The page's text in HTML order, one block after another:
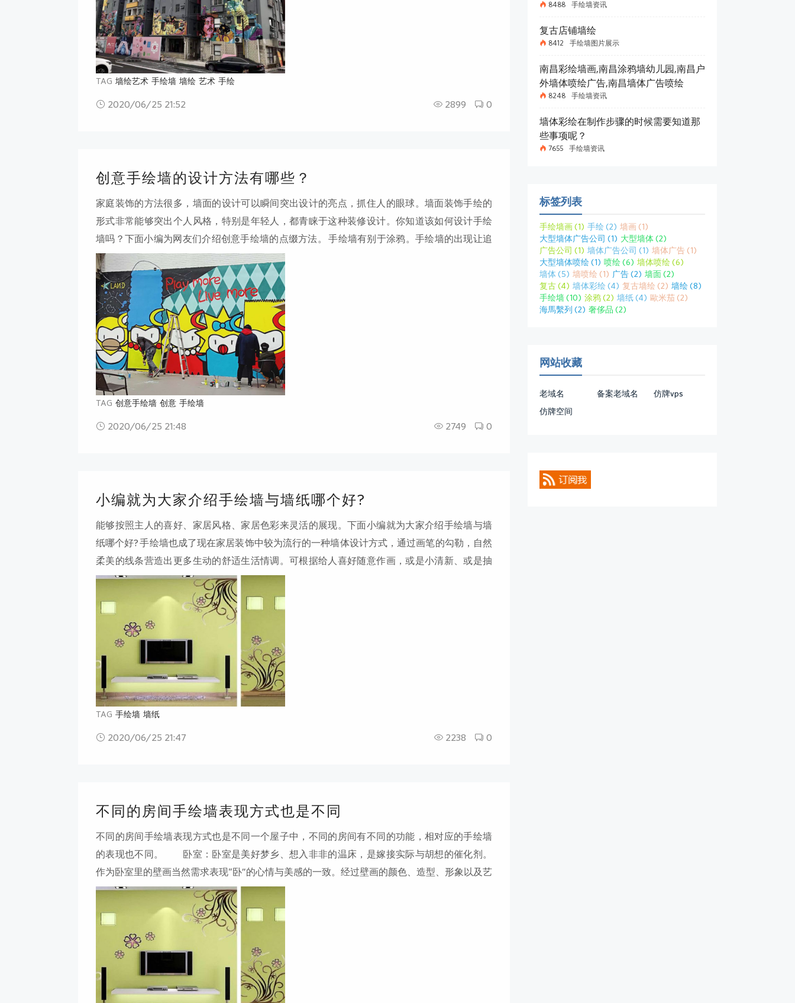
TAG 墙绘艺术 手绘墙 墙绘 艺术 手绘
2020/06/25 21:52 2899 0
创意手绘墙的设计方法有哪些？
家庭装饰的方法很多，墙面的设计可以瞬间突出设计的亮点，抓住人的眼球。墙面装饰手绘的
形式非常能够突出个人风格，特别是年轻人，都青睐于这种装修设计。你知道该如何设计手绘
墙吗？下面小编为网友们介绍创意手绘墙的点缀方法。 手绘墙有别于涂鸦。手绘墙的出现让追
求时尚和生活品位的人们趋之若鹜，不仅是年轻人喜欢，更受到一些富有生活情趣的中年人的
青睐。彩绘设计师指出，墙体手绘虽然源于涂鸦艺术，但与涂鸦还是有着明显的不同。墙体手
绘在创作时，不会完全随画师自己的心情无限夸张，而是要根据房屋的整体布置和业主的
TAG 创意手绘墙 创意 手绘墙
2020/06/25 21:48 2749 0
小编就为大家介绍手绘墙与墙纸哪个好?
能够按照主人的喜好、家居风格、家居色彩来灵活的展现。下面小编就为大家介绍手绘墙与墙
纸哪个好? 手绘墙也成了现在家居装饰中较为流行的一种墙体设计方式，通过画笔的勾勒，自然
柔美的线条营造出更多生动的舒适生活情调。可根据给人喜好随意作画，或是小清新、或是抽
象派、或是复古风都你玩弄于鼓掌间。 手绘主要是用丙烯颜料绘画，水性的，环保型。丙烯颜
料是用一种合成胶剂与颜色微粒混合而成的新型绘画颜料，无毒无味，具有很高的环保性。它
有很多优于其他颜料的特征：干燥后为柔韧薄膜，坚固耐磨，耐水，抗腐
TAG 手绘墙 墙纸
2020/06/25 21:47 2238 0
不同的房间手绘墙表现方式也是不同
不同的房间手绘墙表现方式也是不同一个屋子中，不同的房间有不同的功能，相对应的手绘墙
的表现也不同。 卧室：卧室是美好梦乡、想入非非的温床，是嫁接实际与胡想的催化剂。
作为卧室里的壁画当然需求表现“卧”的心情与美感的一致。经过壁画的颜色、造型、形象以及艺
术处置等，立体地展现出酣畅、轻松、亲热的意境。卧室壁画要凸出温馨，浪漫的气氛。人
物、人体、花草都是不错的题材。当然，也可以把本人的肖像、娶亲照以手绘墙的方式出现在
卧室里。 餐厅：餐厅是进餐的场合，那就必需全力表现出一种“欲休还吃”、“意犹未尽”的气
8488 手绘墙资讯
复古店铺墙绘
8412 手绘墙图片展示
南昌彩绘墙画,南昌涂鸦墙幼儿园,南昌户
外墙体喷绘广告,南昌墙体广告喷绘
8248 手绘墙资讯
墙体彩绘在制作步骤的时候需要知道那
些事项呢？
7655 手绘墙资讯
标签列表
手绘墙画(1) 手绘(2) 墙画 (1)
大型墙体广告公司 (1) 大型墙体(2)
广告公司 (1) 墙体广告公司 (1) 墙体广告 (1)
大型墙体喷绘(1) 喷绘(6) 墙体喷绘(6)
墙体(5) 墙喷绘 (1) 广告(2) 墙面(2)
复古(4) 墙体彩绘(4) 复古墙绘 (2) 墙绘(8)
手绘墙(10) 涂鸦(2) 墙纸(4) 歐米茄 (2)
海馬繫列 (2) 奢侈品 (2)
网站收藏
老域名 备案老域名
仿牌vps
仿牌空间